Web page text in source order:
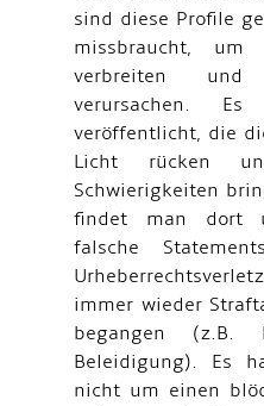
sind diese Profile
missbraucht, um
verbreiten und
verursachen.
veröffentlicht, die
Licht rücken
Schwierigkeiten
findet man dort
falsche
immer wieder
begangen (z.B.
Beleidigung). Es
nicht um einen